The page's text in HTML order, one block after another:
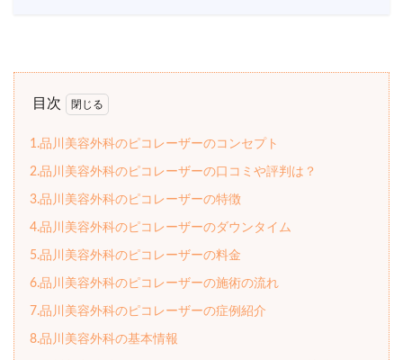
目次
1.品川美容外科のピコレーザーのコンセプト
2.品川美容外科のピコレーザーの口コミや評判は？
3.品川美容外科のピコレーザーの特徴
4.品川美容外科のピコレーザーのダウンタイム
5.品川美容外科のピコレーザーの料金
6.品川美容外科のピコレーザーの施術の流れ
7.品川美容外科のピコレーザーの症例紹介
8.品川美容外科の基本情報